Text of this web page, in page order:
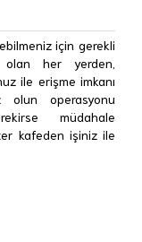
için gerekli
her yerden,
ile erişme imkanı
olun operasyonu
müdahale
kafeden işiniz ile